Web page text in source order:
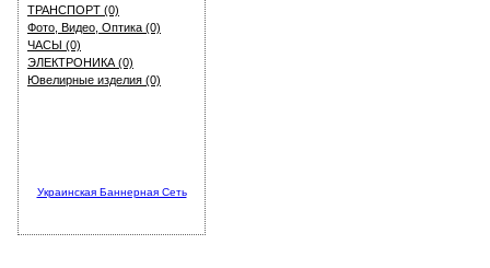
ТРАНСПОРТ (0)
Фото, Видео, Оптика (0)
ЧАСЫ (0)
ЭЛЕКТРОНИКА (0)
Ювелирные изделия (0)
Украинская Баннерная Сеть